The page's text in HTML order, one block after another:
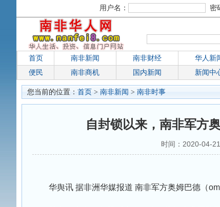
用户名： 密
首页 南非新闻 南非财经 华人新
便民
南非商机 国内新闻 新闻中
您当前的位置： 首页 > 南非新闻 > 南非时事
自封锁以来，南非军方
时间：2020-04-
华舆讯 据非洲华媒报道 南非军方奥姆巴德（